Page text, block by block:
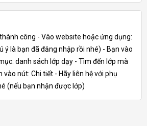
công - Vào website hoặc ứng dụng:
ý là bạn đã đăng nhập rồi nhé) - Bạn vào
danh sách lớp dạy - Tìm đến lớp mà
vào nút: Chi tiết - Hãy liên hệ với phụ
(nếu bạn nhận được lớp)